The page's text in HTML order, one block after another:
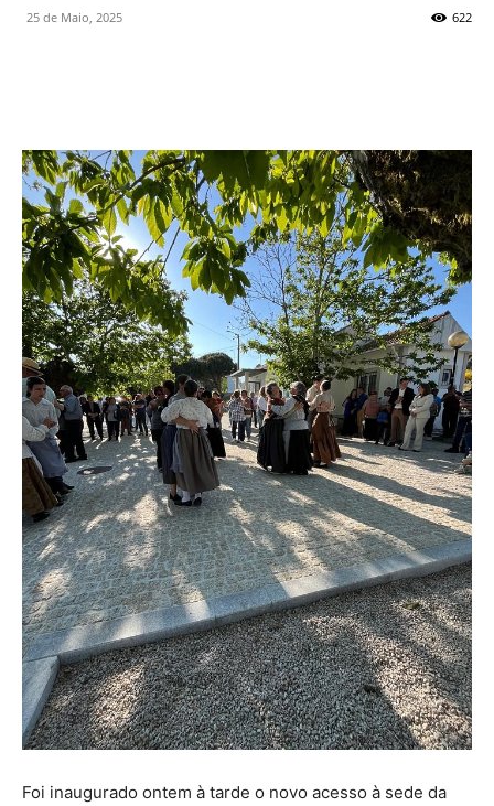
25 de Maio, 2025 622
Foi inaugurado ontem à tarde o novo acesso à sede da